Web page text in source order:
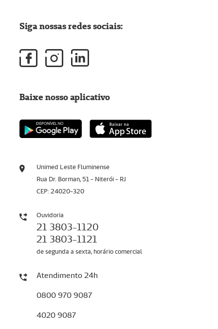
Unimed Leste Fluminense
Rua Dr. Borman, 51 - Niterói - RJ
CEP: 24020-320
Ouvidoria
21 3803-1120
21 3803-1121
de segunda a sexta, horário comercial
Atendimento 24h
0800 970 9087
4020 9087
Siga nossas redes sociais:
Baixe nosso aplicativo